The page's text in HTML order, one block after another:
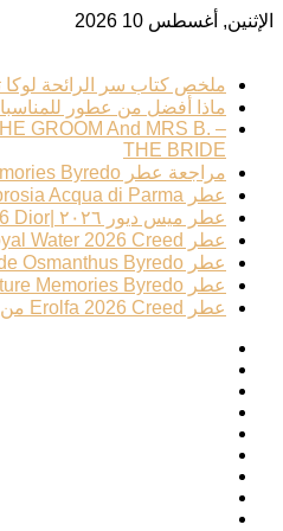
الإثنين, أغسطس 10 2026
ملخص كتاب سر الرائحة لوكا
ماذا أفضل من عطور
GROOM And MRS B. –
THE BRIDE
مراجعة عطر Future Memories Byredo من بريدو
عطر Oud Ambrosia Acqua di Parma من أكوا دي بارما
عطر ميس ديور ٢٠٢٦ |Miss Dior EDP 2026 Dior
عطر Royal Water 2026 Creed من كريد
عطر Suede Osmanthus Byredo من بريدو
عطر Future Memories Byredo من بريدو
عطر Erolfa 2026 Creed من كريد